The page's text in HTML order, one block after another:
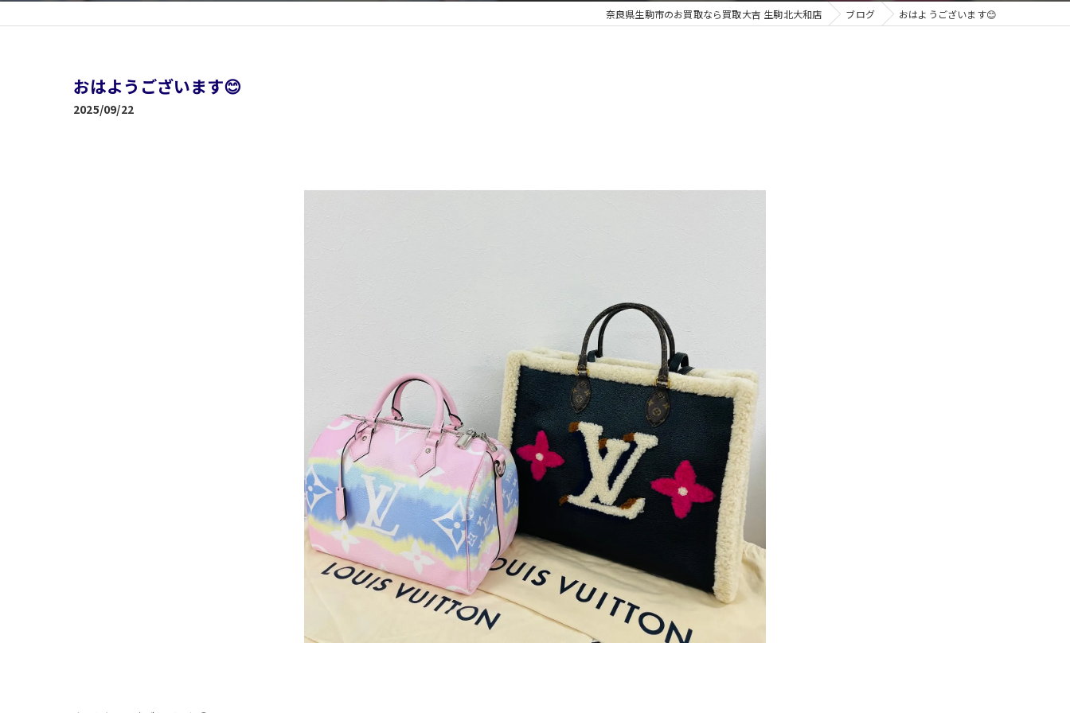
奈良県生駒市のお買取なら買取大吉 生駒北大和店 ブログ おはようございます😊
おはようございます😊
2025/09/22